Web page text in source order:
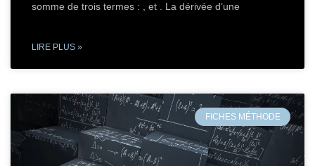
somme de trois termes : , et . La dérivée d’une
LIRE PLUS »
FICHES MÉTHODE